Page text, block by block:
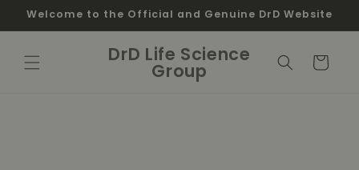
跳至內
Welcome to the Official and Genuine DrD Website
DrD Life Science
Group
物